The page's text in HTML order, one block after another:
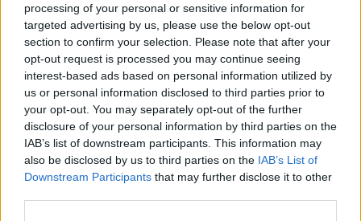
processing of your personal or sensitive information for
targeted advertising by us, please use the below opt-out
section to confirm your selection. Please note that after your
opt-out request is processed you may continue seeing
interest-based ads based on personal information utilized by
us or personal information disclosed to third parties prior to
your opt-out. You may separately opt-out of the further
disclosure of your personal information by third parties on the
IAB’s list of downstream participants. This information may
also be disclosed by us to third parties on the IAB’s List of
Downstream Participants that may further disclose it to other
L'Iglesias si rinforza con Papa Seck e
Diawara, al Bonorva il difensore Balbo
1 Ago 2026
Colpo del Tortolì: arriva il centrocampista
figlio d'arte Bruno Conti
1 Ago 2026
L'Ossese in D con lo zoccolo duro: Di Pietro,
30 Lug 2026